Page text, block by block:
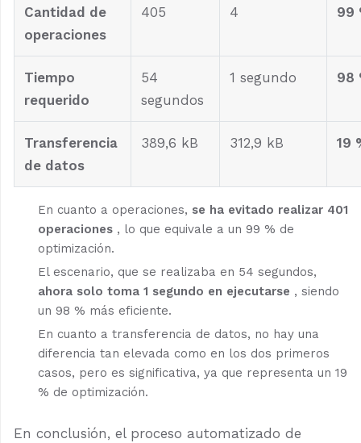
Cantidad de
operaciones
405 4 99
Tiempo
requerido
54
segundos
1 segundo 98
Transferencia
de datos
389,6 kB 312,9 kB 19
En cuanto a operaciones, se ha evitado realizar 401
operaciones , lo que equivale a un 99 % de
optimización.
El escenario, que se realizaba en 54 segundos,
ahora solo toma 1 segundo en ejecutarse , siendo
un 98 % más eficiente.
En cuanto a transferencia de datos, no hay una
diferencia tan elevada como en los dos primeros
casos, pero es significativa, ya que representa un 19
% de optimización.
En conclusión, el proceso automatizado de